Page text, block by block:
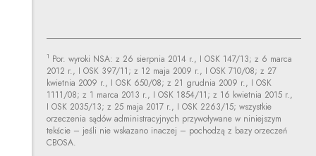
1 Por. wyroki NSA: z 26 sierpnia 2014 r., I OSK 147/13; z 6 marca
2012 r., I OSK 397/11; z 12 maja 2009 r., I OSK 710/08; z 27
kwietnia 2009 r., I OSK 650/08; z 21 grudnia 2009 r., I OSK
1111/08; z 1 marca 2013 r., I OSK 1854/11; z 16 kwietnia 2015 r.,
I OSK 2035/13; z 25 maja 2017 r., I OSK 2263/15; wszystkie
orzeczenia sądów administracyjnych przywoływane w niniejszym
tekście – jeśli nie wskazano inaczej – pochodzą z bazy orzeczeń
CBOSA.